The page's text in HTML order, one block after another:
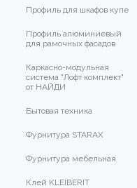
Профиль для шкафов купе
Профиль алюминиевый
для рамочных фасадов
Каркасно-модульная
система "Лофт комплект"
от НАЙДИ
Бытовая техника
Фурнитура STARAX
Фурнитура мебельная
Клей KLEIBERIT